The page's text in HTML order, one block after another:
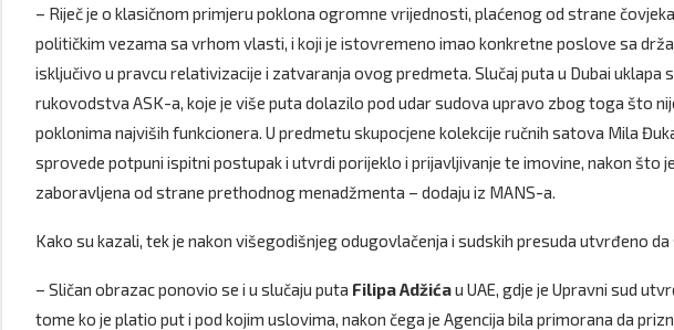
– Riječ je o klasičnom primjeru poklona ogromne vrijednosti, plaćenog od strane
političkim vezama sa vrhom vlasti, i koji je istovremeno imao konkretne poslove sa
isključivo u pravcu relativizacije i zatvaranja ovog predmeta. Slučaj puta u Dubai
rukovodstva ASK-a, koje je više puta dolazilo pod udar sudova upravo zbog toga što
poklonima najviših funkcionera. U predmetu skupocjene kolekcije ručnih satova Mila
sprovede potpuni ispitni postupak i utvrdi porijeklo i prijavljivanje te imovine, nakon što
zaboravljena od strane prethodnog menadžmenta – dodaju iz MANS-a.
Kako su kazali, tek je nakon višegodišnjeg odugovlačenja i sudskih presuda utvrđeno
– Sličan obrazac ponovio se i u slučaju puta Filipa Adžićau UAE, gdje je Upravni sud
tome ko je platio put i pod kojim uslovima, nakon čega je Agencija bila primorana da